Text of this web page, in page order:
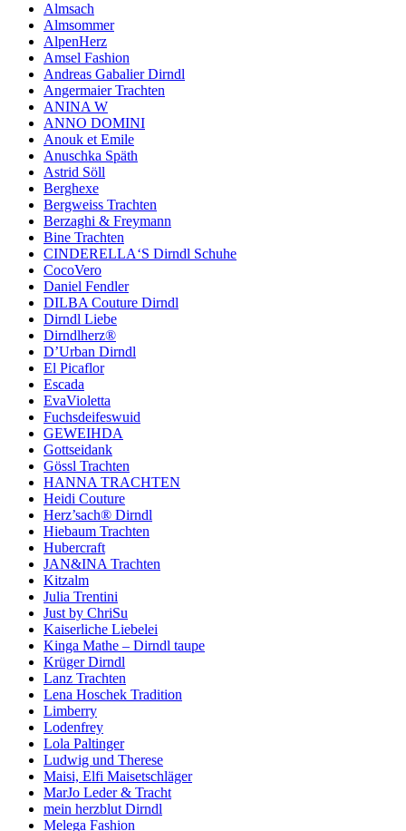
Almsach
Almsommer
AlpenHerz
Amsel Fashion
Andreas Gabalier Dirndl
Angermaier Trachten
ANINA W
ANNO DOMINI
Anouk et Emile
Anuschka Späth
Astrid Söll
Berghexe
Bergweiss Trachten
Berzaghi & Freymann
Bine Trachten
CINDERELLA‘S Dirndl Schuhe
CocoVero
Daniel Fendler
DILBA Couture Dirndl
Dirndl Liebe
Dirndlherz®
D’Urban Dirndl
El Picaflor
Escada
EvaVioletta
Fuchsdeifeswuid
GEWEIHDA
Gottseidank
Gössl Trachten
HANNA TRACHTEN
Heidi Couture
Herz’sach® Dirndl
Hiebaum Trachten
Hubercraft
JAN&INA Trachten
Kitzalm
Julia Trentini
Just by ChriSu
Kaiserliche Liebelei
Kinga Mathe – Dirndl taupe
Krüger Dirndl
Lanz Trachten
Lena Hoschek Tradition
Limberry
Lodenfrey
Lola Paltinger
Ludwig und Therese
Maisi, Elfi Maisetschläger
MarJo Leder & Tracht
mein herzblut Dirndl
Melega Fashion